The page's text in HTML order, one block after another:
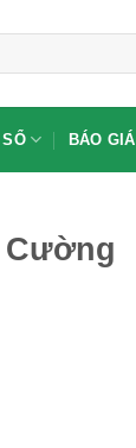
BÁO GIÁ
Cường